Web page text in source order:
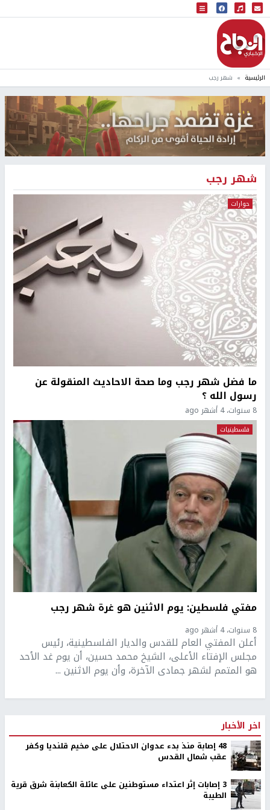
البث المباشر
إذاعة النجاح
الرئيسية شهر رجب
شهر رجب
حوارات
ما فضل شهر رجب وما صحة الاحاديث المنقولة عن
رسول الله ؟
8 سنوات، 4 أشهر ago
فلسطينيات
مفتي فلسطين: يوم الاثنين هو غرة شهر رجب
8 سنوات، 4 أشهر ago
أعلن المفتي العام للقدس والديار الفلسطينية، رئيس
مجلس الإفتاء الأعلى، الشيخ محمد حسين، أن يوم غد الأحد
هو المتمم لشهر جمادى الآخرة، وأن يوم الاثنين ...
اخر الأخبار
48 إصابة منذ بدء عدوان الاحتلال على مخيم قلنديا وكفر
عقب شمال القدس
‏3 إصابات إثر اعتداء مستوطنين على عائلة الكعابنة شرق قرية
الطيبة